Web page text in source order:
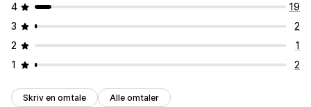
4
19
3
2
2
1
1
2
Skriv en omtale Alle omtaler